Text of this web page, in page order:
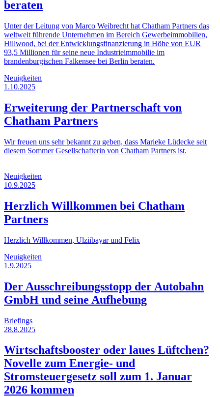
beraten
Unter der Leitung von Marco Weibrecht hat Chatham Partners das
weltweit führende Unternehmen im Bereich Gewerbeimmobilien,
Hillwood, bei der Entwicklungsfinanzierung in Höhe von EUR
93,5 Millionen für seine neue Industrieimmobilie im
brandenburgischen Falkensee bei Berlin beraten.
Neuigkeiten
1.10.2025
Erweiterung der Partnerschaft von
Chatham Partners
Wir freuen uns sehr bekannt zu geben, dass Marieke Lüdecke seit
diesem Sommer Gesellschafterin von Chatham Partners ist.
Neuigkeiten
10.9.2025
Herzlich Willkommen bei Chatham
Partners
Herzlich Willkommen, Ulziibayar und Felix
Neuigkeiten
1.9.2025
Der Ausschreibungsstopp der Autobahn
GmbH und seine Aufhebung
Briefings
28.8.2025
Wirtschaftsbooster oder laues Lüftchen?
Novelle zum Energie- und
Stromsteuergesetz soll zum 1. Januar
2026 kommen